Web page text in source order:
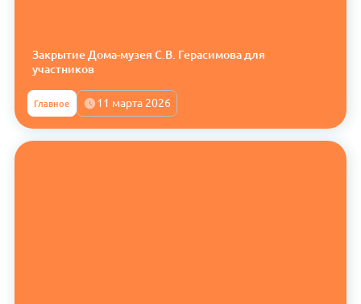
Закрытие Дома-музея С.В. Герасимова для
участников
Главное 11 марта 2026